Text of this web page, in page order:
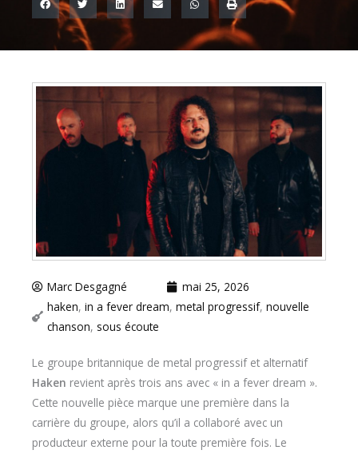
Marc Desgagné
mai 25, 2026
haken, in a fever dream, metal progressif, nouvelle
chanson, sous écoute
Le groupe britannique de metal progressif et alternatif
Haken revient après trois ans avec « in a fever dream ».
Cette nouvelle pièce marque une première dans la
carrière du groupe, alors qu’il a collaboré avec un
producteur externe pour la toute première fois. Le